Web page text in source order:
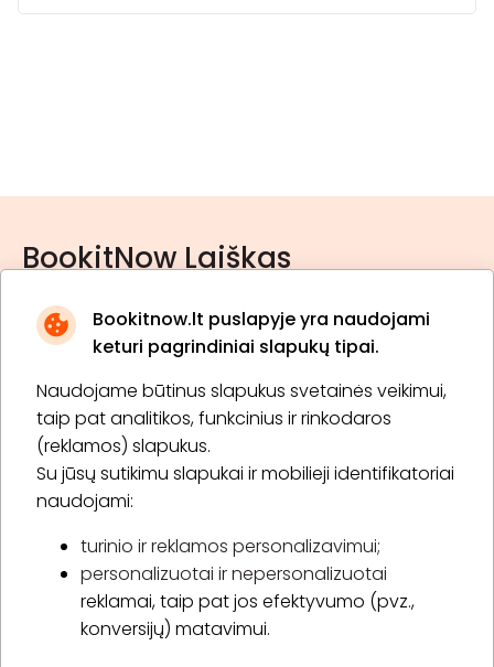
Bookitnow.lt puslapyje yra naudojami
keturi pagrindiniai slapukų tipai.
Naudojame būtinus slapukus svetainės veikimui,
taip pat analitikos, funkcinius ir rinkodaros
(reklamos) slapukus.
Su jūsų sutikimu slapukai ir mobilieji identifikatoriai
naudojami:
turinio ir reklamos personalizavimui;
personalizuotai ir nepersonalizuotai
reklamai, taip pat jos efektyvumo (pvz.,
konversijų) matavimui.
BookitNow Laiškas
* Susipažinau su privatumo politika
Prenumeruoti
Apie „BookitNow“
Informacija